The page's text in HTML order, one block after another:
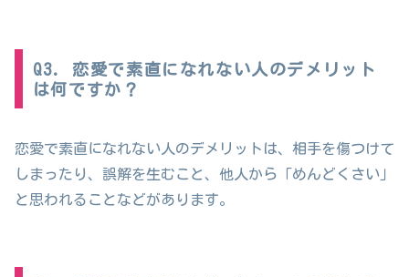
Q3. 恋愛で素直になれない人のデメリット
は何ですか？
恋愛で素直になれない人のデメリットは、相手を傷つけて
しまったり、誤解を生むこと、他人から「めんどくさい」
と思われることなどがあります。